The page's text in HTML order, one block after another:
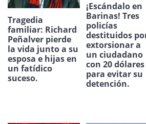
Tragedia
familiar: Richard
Peñalver pierde
la vida junto a su
esposa e hijas en
un fatídico
suceso.
¡Escándalo en
Barinas! Tres
policías
destituidos
extorsionar a
un ciudadano
con 20 dólares
para evitar su
detención.